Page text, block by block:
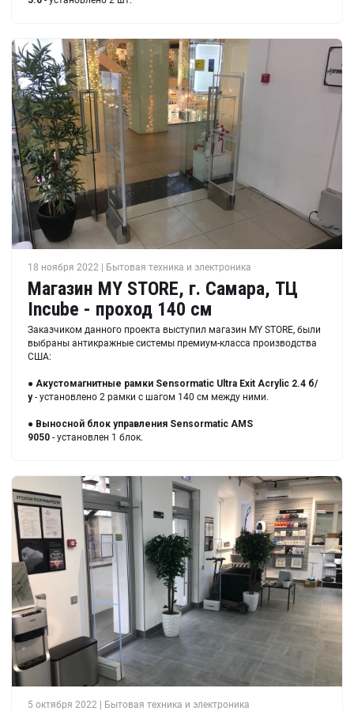
18 ноября 2022 | Бытовая техника и электроника
Магазин MY STORE, г. Самара, ТЦ
Incube - проход 140 см
Заказчиком данного проекта выступил магазин MY STORE, были
выбраны антикражные системы премиум-класса производства
США:
● Акустомагнитные рамки Sensormatic Ultra Exit Acrylic 2.4 б/
у- установлено 2 рамки с шагом 140 см между ними.
● Выносной блок управления Sensormatic AMS
9050 - установлен 1 блок.
5 октября 2022 | Бытовая техника и электроника